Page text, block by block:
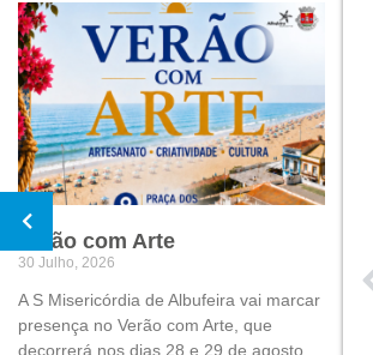
Verão com Arte
30 Julho, 2026
A S Misericórdia de Albufeira vai marcar
presença no Verão com Arte, que
decorrerá nos dias 28 e 29 de agosto